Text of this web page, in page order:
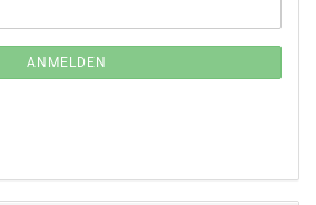
ANMELDEN